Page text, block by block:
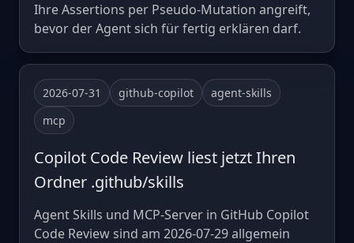
Ihre Assertions per Pseudo-Mutation angreift,
bevor der Agent sich für fertig erklären darf.
2026-07-31 github-copilot
agent-skills
mcp
Copilot Code Review liest jetzt Ihren
Ordner .github/skills
Agent Skills und MCP-Server in GitHub Copilot
Code Review sind am 2026-07-29 allgemein